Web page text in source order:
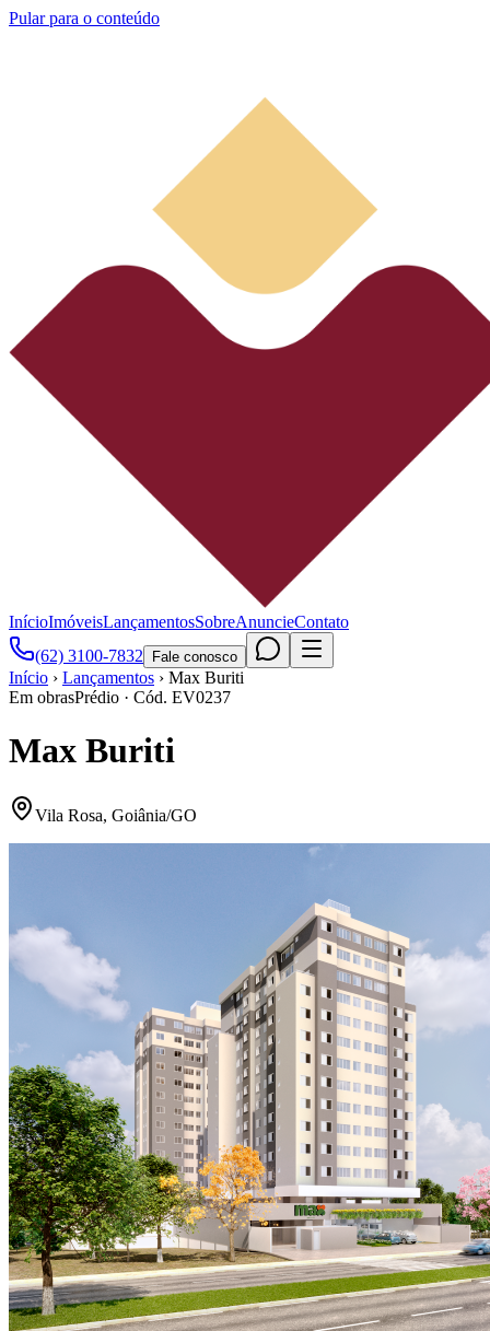
Pular para o conteúdo
InícioImóveisLançamentosSobreAnuncieContato
(62) 3100-7832
Fale conosco
Início › Lançamentos › Max Buriti
Em obrasPrédio · Cód. EV0237
Max Buriti
Vila Rosa, Goiânia/GO